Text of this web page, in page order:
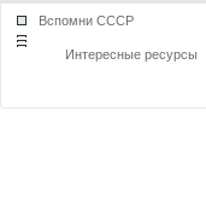
Вспомни СССР
Интересные ресурсы